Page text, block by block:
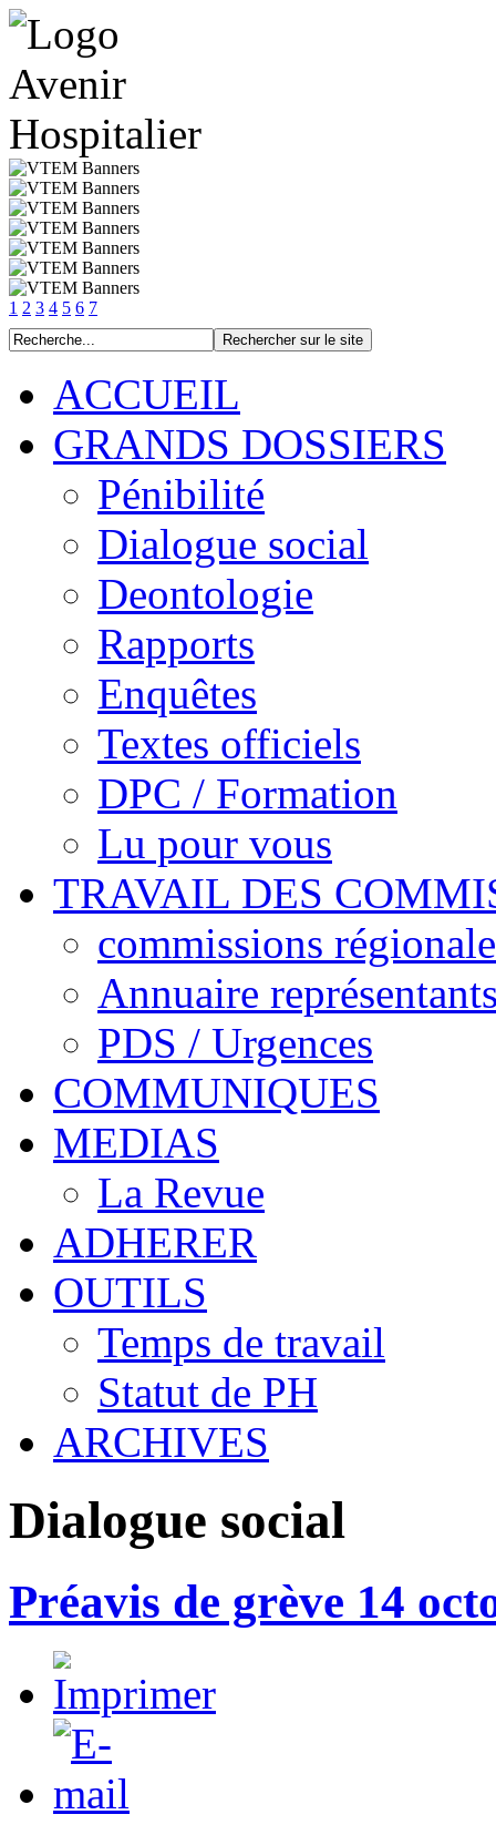
1 2 3 4 5 6 7
ACCUEIL
GRANDS DOSSIERS
Pénibilité
Dialogue social
Deontologie
Rapports
Enquêtes
Textes officiels
DPC / Formation
Lu pour vous
TRAVAIL DES
commissions
Annuaire
PDS / Urgences
COMMUNIQUES
MEDIAS
La Revue
ADHERER
OUTILS
Temps de travail
Statut de PH
ARCHIVES
Dialogue social
Préavis de grève 14